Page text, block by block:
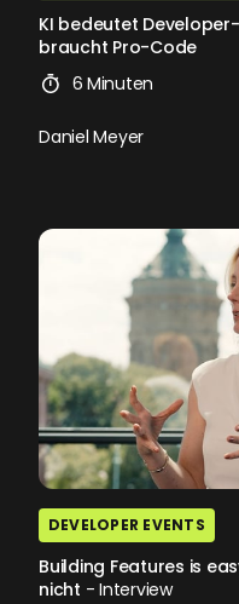
KI bedeutet
braucht Pro-Code
6 Minuten
Daniel Meyer
DEVELOPER EVENTS
Building Features is
nicht - Interview